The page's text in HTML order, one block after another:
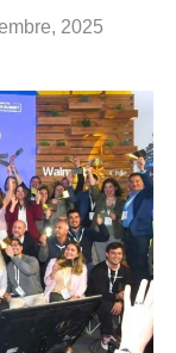
2025